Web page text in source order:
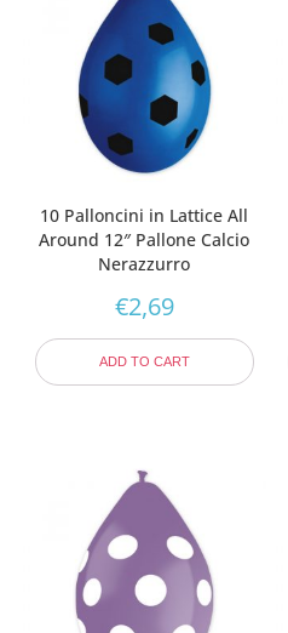
10 Palloncini in Lattice All
Around 12″ Pallone Calcio
Nerazzurro
€2,69
ADD TO CART